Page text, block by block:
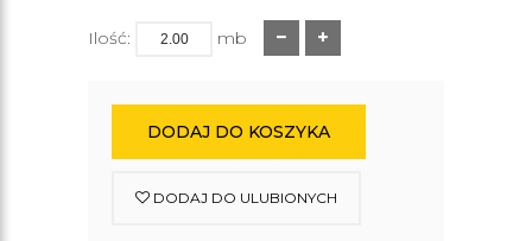
Ilość: mb
DODAJ DO KOSZYKA
DODAJ DO ULUBIONYCH